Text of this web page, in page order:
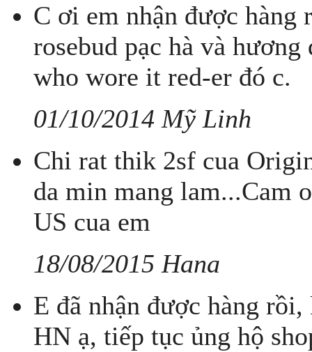
C ơi em nhận được
rosebud pạc hà và
who wore it red-er đó c.
01/10/2014 Mỹ Linh
Chi rat thik 2sf cua
da min mang lam...Cam
US cua em
18/08/2015 Hana
E đã nhận được hàng
HN ạ, tiếp tục ủng hộ